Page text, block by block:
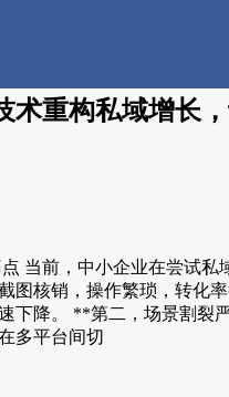
术重构私域增长
当前，中小企业在尝试
图核销，操作繁琐，转化
下降。 **第二，场景割
多平台间切